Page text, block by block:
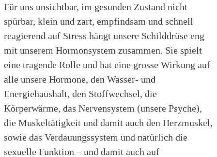
Für uns unsichtbar, im gesunden Zustand nicht
spürbar, klein und zart, empfindsam und schnell
reagierend auf Stress hängt unsere Schilddrüse eng
mit unserem Hormonsystem zusammen. Sie spielt
eine tragende Rolle und hat eine grosse Wirkung auf
alle unsere Hormone, den Wasser- und
Energiehaushalt, den Stoffwechsel, die
Körperwärme, das Nervensystem (unsere Psyche),
die Muskeltätigkeit und damit auch den Herzmuskel,
sowie das Verdauungssystem und natürlich die
sexuelle Funktion – und damit auch auf